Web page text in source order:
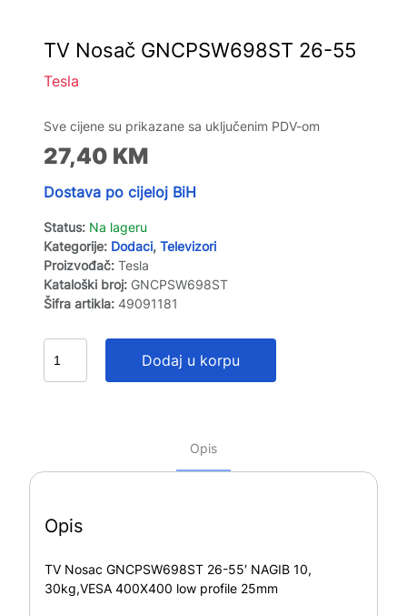
TV Nosač GNCPSW698ST 26-55
Tesla
Sve cijene su prikazane sa uključenim PDV-om
27,40 KM
Dostava po cijeloj BiH
Status: Na lageru
Kategorije: Dodaci, Televizori
Proizvođač: Tesla
Kataloški broj: GNCPSW698ST
Šifra artikla: 49091181
Dodaj u korpu
Opis
Opis
TV Nosac GNCPSW698ST 26-55′ NAGIB 10,
30kg,VESA 400X400 low profile 25mm